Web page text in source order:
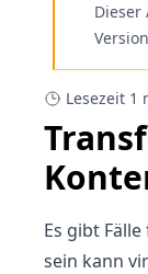
Lesezeit 1
Es gibt
sein kann